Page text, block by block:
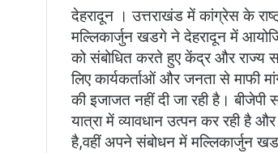
देहरादून । उत्तराखंड में कांग्रेस के
मल्लिकार्जुन खडगे ने देहरादून में
को संबोधित करते हुए केंद्र और राज्य
लिए कार्यकर्ताओं और जनता से माफी
की इजाजत नहीं दी जा रही है। बीजेपी
यात्रा में व्यावधान उत्पन कर रही है
है,वहीं अपने संबोधन में मल्लिकार्जुन